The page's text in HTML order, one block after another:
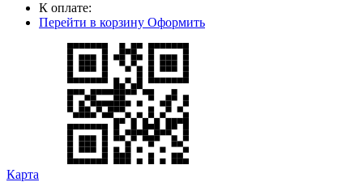
К оплате:
Перейти в корзину Оформить
Карта